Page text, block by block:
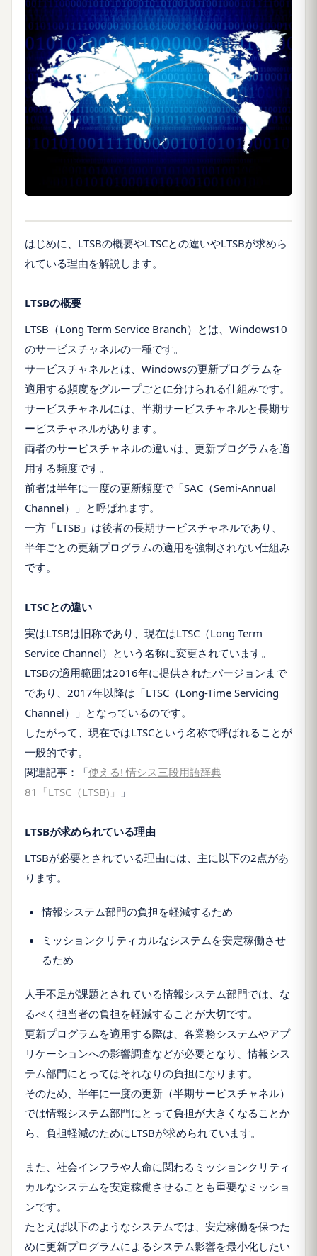
はじめに、LTSBの概要やLTSCとの違いやLTSBが求めら
れている理由を解説します。
LTSBの概要
LTSB（Long Term Service Branch）とは、Windows10
のサービスチャネルの一種です。
サービスチャネルとは、Windowsの更新プログラムを
適用する頻度をグループごとに分けられる仕組みです。
サービスチャネルには、半期サービスチャネルと長期サ
ービスチャネルがあります。
両者のサービスチャネルの違いは、更新プログラムを適
用する頻度です。
前者は半年に一度の更新頻度で「SAC（Semi-Annual
Channel）」と呼ばれます。
一方「LTSB」は後者の長期サービスチャネルであり、
半年ごとの更新プログラムの適用を強制されない仕組み
です。
LTSCとの違い
実はLTSBは旧称であり、現在はLTSC（Long Term
Service Channel）という名称に変更されています。
LTSBの適用範囲は2016年に提供されたバージョンまで
であり、2017年以降は「LTSC（Long-Time Servicing
Channel）」となっているのです。
したがって、現在ではLTSCという名称で呼ばれることが
一般的です。
関連記事：「使える! 情シス三段用語辞典
81「LTSC（LTSB)」
」
LTSBが求められている理由
LTSBが必要とされている理由には、主に以下の2点があ
ります。
情報システム部門の負担を軽減するため
ミッションクリティカルなシステムを安定稼働させ
るため
人手不足が課題とされている情報システム部門では、な
るべく担当者の負担を軽減することが大切です。
更新プログラムを適用する際は、各業務システムやアプ
リケーションへの影響調査などが必要となり、情報シス
テム部門にとってはそれなりの負担になります。
そのため、半年に一度の更新（半期サービスチャネル）
では情報システム部門にとって負担が大きくなることか
ら、負担軽減のためにLTSBが求められています。
また、社会インフラや人命に関わるミッションクリティ
カルなシステムを安定稼働させることも重要なミッショ
ンです。
たとえば以下のようなシステムでは、安定稼働を保つた
めに更新プログラムによるシステム影響を最小化したい